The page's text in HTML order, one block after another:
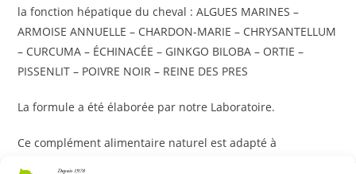
la fonction hépatique du cheval : ALGUES MARINES –
ARMOISE ANNUELLE – CHARDON-MARIE – CHRYSANTELLUM
– CURCUMA – ÉCHINACÉE – GINKGO BILOBA – ORTIE –
PISSENLIT – POIVRE NOIR – REINE DES PRES
La formule a été élaborée par notre Laboratoire.
Ce complément alimentaire naturel est adapté à